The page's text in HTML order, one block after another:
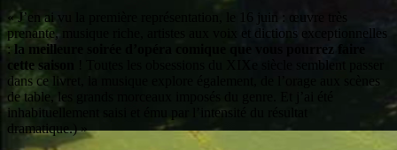
« J’en ai vu la première représentation, le 16 juin : œuvre très
prenante, musique riche, artistes aux voix et dictions exceptionnelles
:la meilleure soirée d’opéra comique que vous pourrez faire
cette saison
! Toutes les obsessions du XIXe siècle semblent passer
dans ce livret, la musique explore également, de l’orage aux scènes
de table, les grands morceaux imposés du genre. Et j’ai été
inhabituellement saisi et ému par l’intensité du résultat
dramatique.) »